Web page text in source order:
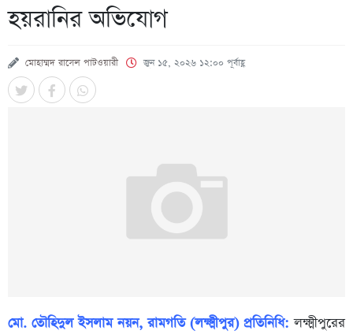
হয়রানির অভিযোগ
মোহাম্মদ রাসেল পাটওয়ারী জুন ১৫, ২০২৬ ১২:০০ পূর্বাহ্ণ
মো. তৌহিদুল ইসলাম নয়ন,রামগতি(লক্ষ্মীপুর) প্রতিনিধি:লক্ষ্মীপুরের